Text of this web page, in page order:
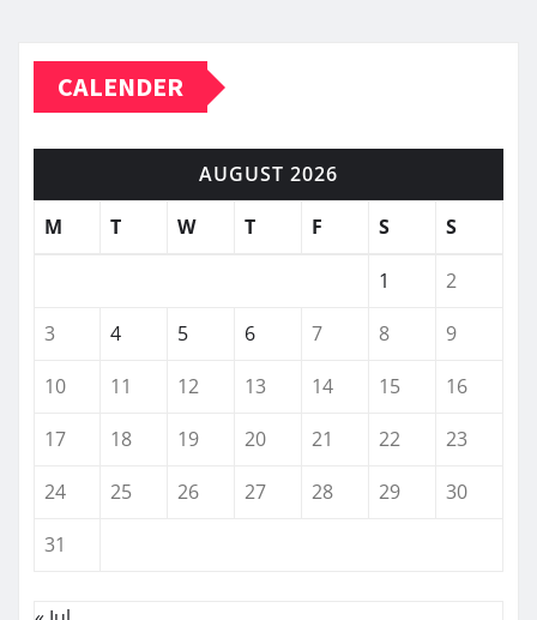
CALENDER
AUGUST 2026
M
T W T F S S
1
2
3
4 5 6 7 8
9
10
11 12 13 14 15
16
17
18 19 20 21 22
23
24
25 26 27 28 29
30
31